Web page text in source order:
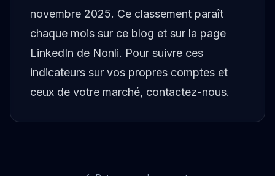
novembre 2025. Ce classement paraît
chaque mois sur ce blog et sur la page
LinkedIn de Nonli. Pour suivre ces
indicateurs sur vos propres comptes et
ceux de votre marché, contactez-nous.